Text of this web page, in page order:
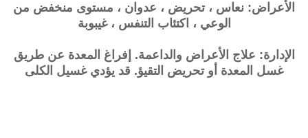
الأعراض: نعاس ، تحريض ، عدوان ، مستوى منخفض من
الوعي ، اكتئاب التنفس ، غيبوبة
الإدارة: علاج الأعراض والداعمة. إفراغ المعدة عن طريق
غسل المعدة أو تحريض التقيؤ. قد يؤدي غسيل الكلى